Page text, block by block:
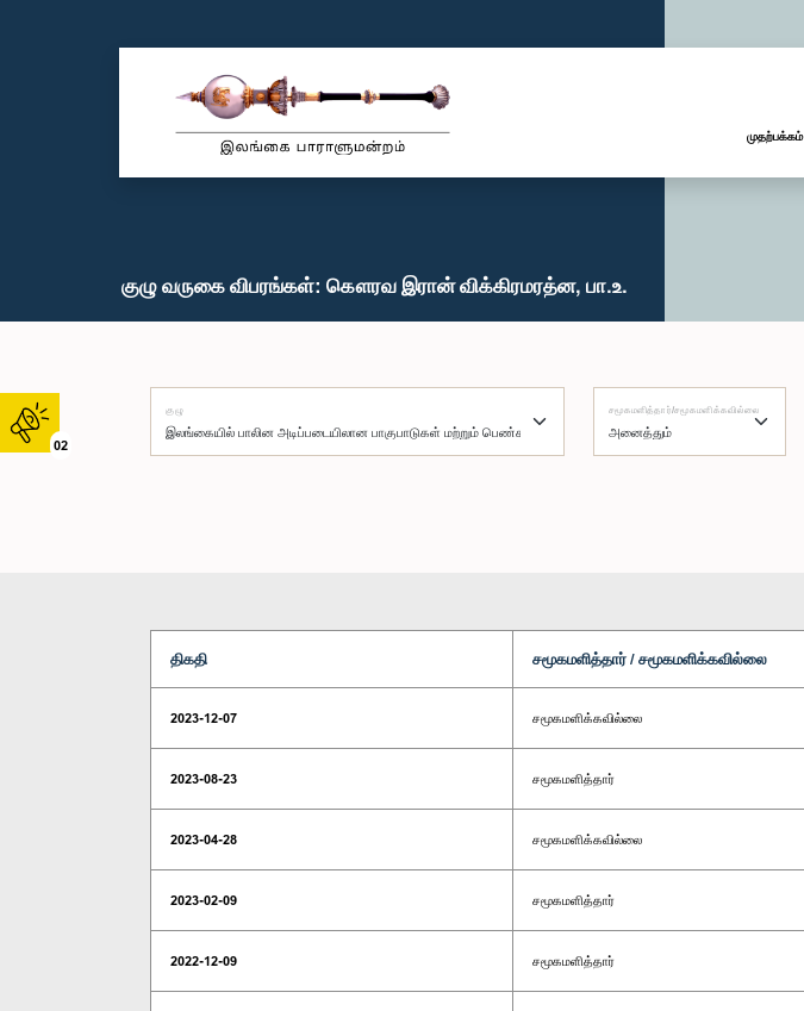
02
முதற்பக்கம்
குழு வருகை விபரங்கள்: கௌரவ இரான் விக்கிரமரத்ன, பா.உ.
குழு சமூகமளித்தார்/சமூகமளிக்கவில்லை
திகதி சமூகமளித்தார் / சமூகமளிக்கவில்லை
2023-12-07 சமூகமளிக்கவில்லை
2023-08-23 சமூகமளித்தார்
2023-04-28 சமூகமளிக்கவில்லை
2023-02-09 சமூகமளித்தார்
2022-12-09 சமூகமளித்தார்